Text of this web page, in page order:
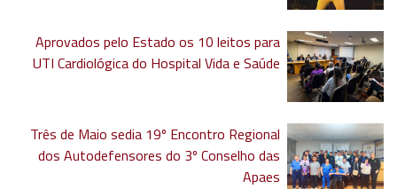
Aprovados pelo Estado os 10 leitos para
UTI Cardiológica do Hospital Vida e Saúde
Três de Maio sedia 19º Encontro Regional
dos Autodefensores do 3º Conselho das
Apaes